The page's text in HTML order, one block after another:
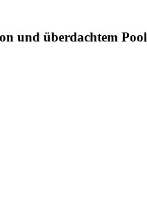
und überdachtem Pool